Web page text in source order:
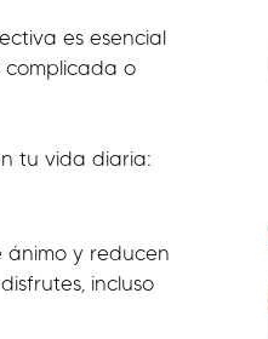
es esencial
complicada o
tu vida diaria:
ánimo y reducen
incluso